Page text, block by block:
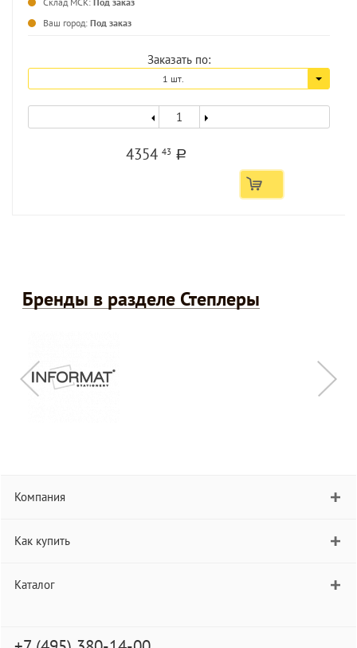
Ваш город: Под заказ
Заказать по:
1 шт.
435443 a
Бренды в разделе Степлеры
Компания
Как купить
Каталог